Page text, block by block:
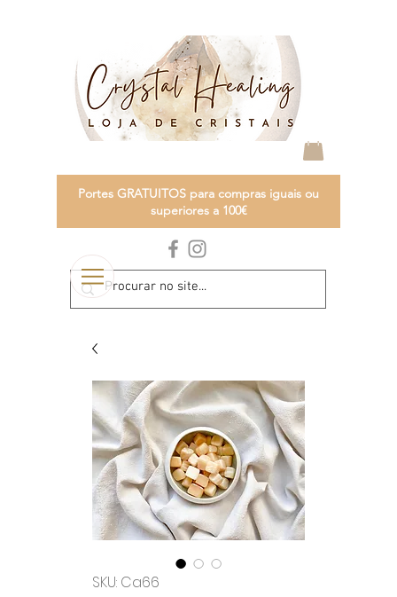
Portes GRATUITOS para compras iguais ou
superiores a 100€
SKU: Ca66